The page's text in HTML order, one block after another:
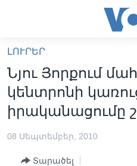
հիմնական
բովանդակությանը
անցնել
հիմնական
բովանդակությանը
բովանդակություն
ԼՈՒՐԵՐ
ՍՓՅՈՒՌՔ
ԼՈՒՐԵՐ
Նյու Յորքում
կենտրոնի
իրականացումը
08 Սեպտեմբեր, 2010
Տարածել